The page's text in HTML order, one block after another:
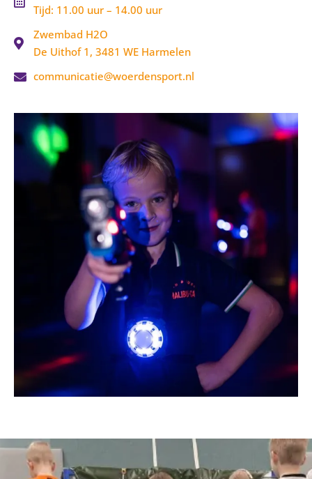
Tijd: 11.00 uur – 14.00 uur
Zwembad H2O
De Uithof 1, 3481 WE Harmelen
communicatie@woerdensport.nl